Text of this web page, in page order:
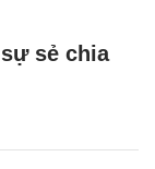
sẻ chia